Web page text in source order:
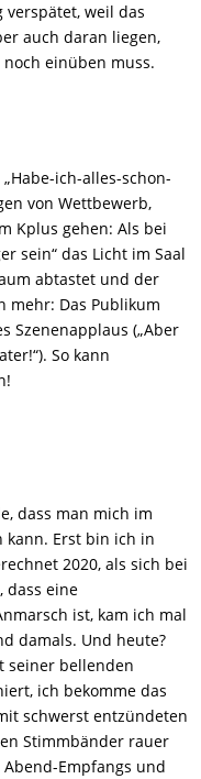
weil das
auch daran liegen,
einüben muss.
ich-alles-schon-
von Wettbewerb,
Kplus gehen: Als bei
sein“ das Licht im Saal
abtastet und der
mehr: Das Publikum
Szenenapplaus („Aber
So kann
dass man mich im
kann. Erst bin ich in
2020, als sich bei
dass eine
ist, kam ich mal
damals. Und heute?
seiner bellenden
ich bekomme das
schwerst entzündeten
Stimmbänder rauer
Empfangs und